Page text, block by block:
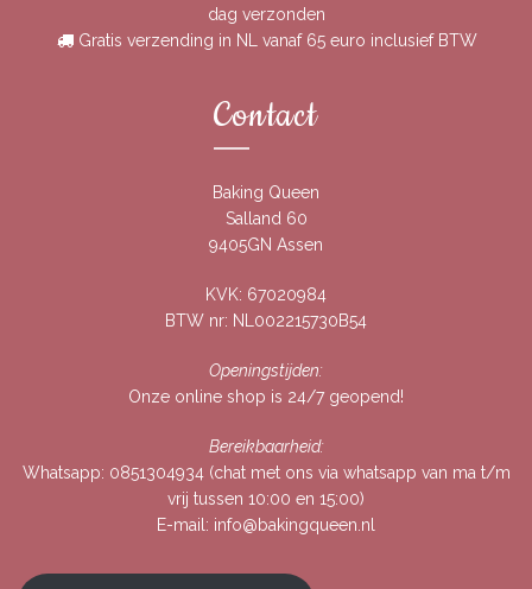
dag verzonden
Gratis verzending in NL vanaf 65 euro inclusief BTW
Contact
Baking Queen
Salland 60
9405GN Assen
KVK: 67020984
BTW nr: NL002215730B54
Openingstijden:
Onze online shop is 24/7 geopend!
Bereikbaarheid:
Whatsapp: 0851304934(chat met ons via whatsapp van ma t/m
vrij tussen 10:00 en 15:00)
E-mail: info@bakingqueen.nl